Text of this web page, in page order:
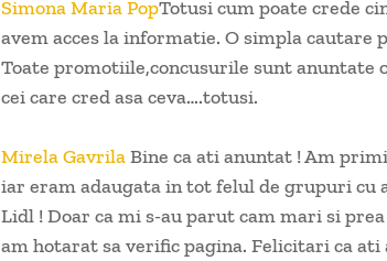
Simona Maria PopTotusi cum poate crede
avem acces la informatie. O simpla
Toate promotiile,concusurile sunt anuntate
cei care cred asa ceva….totusi.
Mirela GavrilaBine ca ati anuntat ! Am
iar eram adaugata in tot felul de grupuri cu
Lidl ! Doar ca mi s-au parut cam mari si
am hotarat sa verific pagina. Felicitari ca